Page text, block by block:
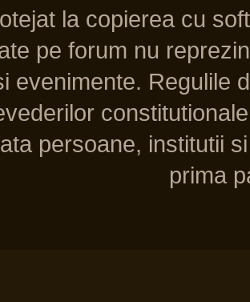
la copierea cu
pe forum nu
evenimente. Regulile
persoane, institutii
prima